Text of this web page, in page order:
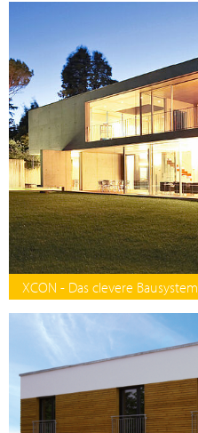
XCON - Das clevere Bausystem